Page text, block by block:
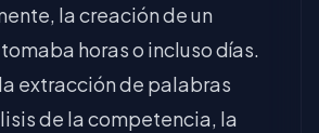
la creación de un
horas o incluso días.
extracción de palabras
de la competencia, la